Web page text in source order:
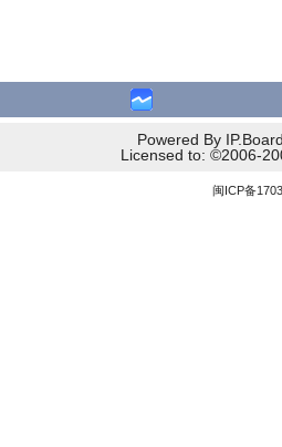
Powered By
Licensed to: ©2006-
闽ICP备